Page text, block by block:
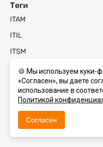
Теги
ITAM
ITIL
ITSM
KMS
Machine Learning
Naumen BSM
Naumen CEC
Naumen Enterprise Search
🍪 Мы используем куки-
«Согласен», вы даете
использование в
Политикой
Согласен